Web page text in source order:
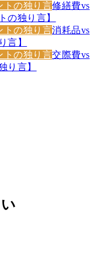
トの独り言修繕費vs
の独り言】
トの独り言消耗品vs
言】
トの独り言交際費vs
り言】